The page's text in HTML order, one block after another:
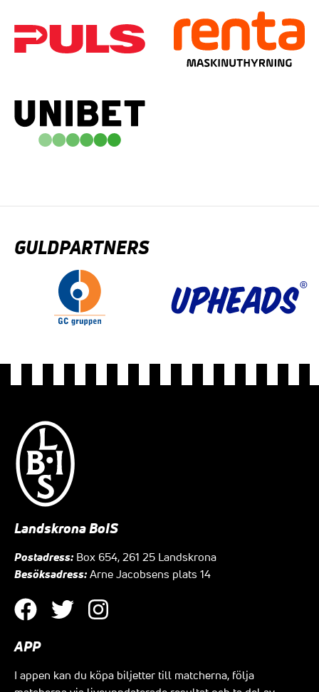
GULDPARTNERS
Landskrona BoIS
Postadress: Box 654, 261 25 Landskrona
Besöksadress: Arne Jacobsens plats 14
APP
I appen kan du köpa biljetter till matcherna, följa